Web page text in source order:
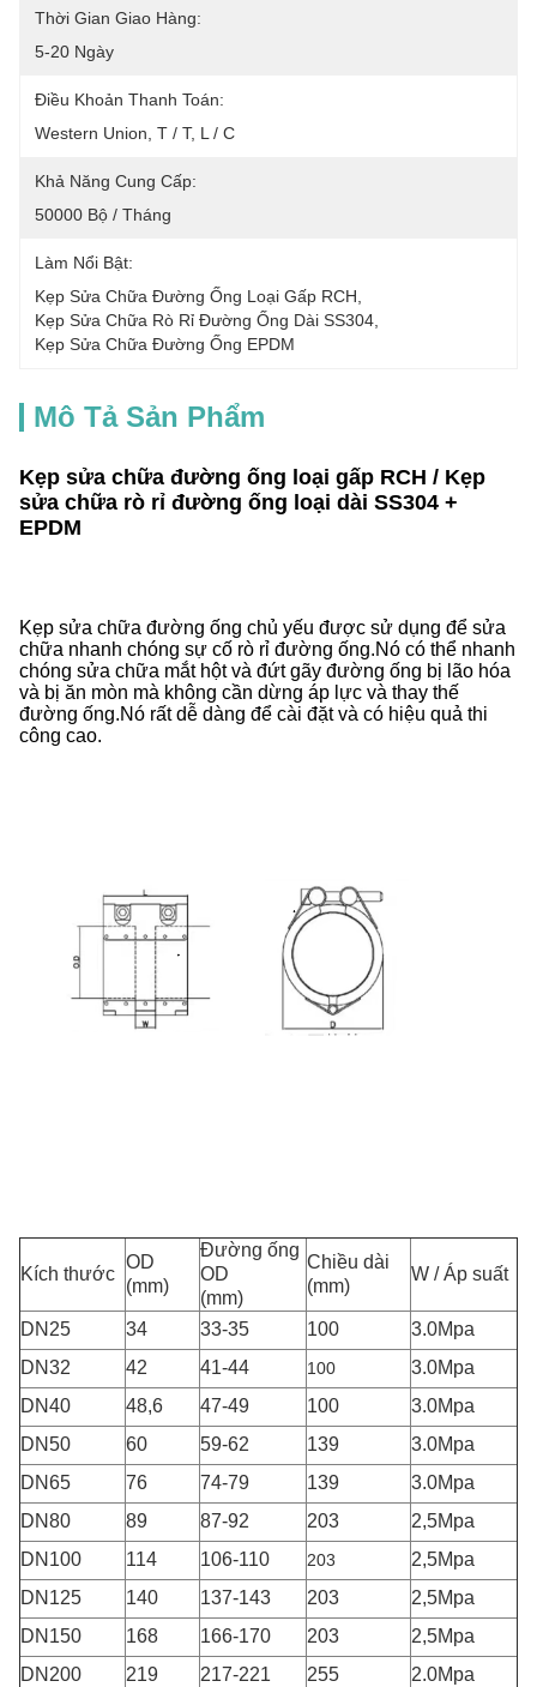
Thời Gian Giao Hàng:
5-20 Ngày
Điều Khoản Thanh Toán:
Western Union, T / T, L / C
Khả Năng Cung Cấp:
50000 Bộ / Tháng
Làm Nổi Bật:
Kẹp Sửa Chữa Đường Ống Loại Gấp RCH
Kẹp Sửa Chữa Rò Rỉ Đường Ống Dài SS304
Kẹp Sửa Chữa Đường Ống EPDM
Mô Tả Sản Phẩm
Kẹp sửa chữa đường ống loại gấp RCH / Kẹp
sửa chữa rò rỉ đường ống loại dài SS304 +
EPDM
Kẹp sửa chữa đường ống chủ yếu được sử dụng để sửa
chữa nhanh chóng sự cố rò rỉ đường ống.Nó có thể nhanh
chóng sửa chữa mắt hột và đứt gãy đường ống bị lão hóa
và bị ăn mòn mà không cần dừng áp lực và thay thế
đường ống.Nó rất dễ dàng để cài đặt và có hiệu quả thi
công cao.
Kích thước
OD
(mm)
Đường ống
OD
(mm)
Chiều dài
(mm)
W / Áp suất
DN25 34 33-35 100
3.0Mpa
DN32
42 41-44 100
3.0Mpa
DN40
48,6 47-49 100
3.0Mpa
DN50
60 59-62 139
3.0Mpa
DN65
76 74-79 139
3.0Mpa
DN80
89 87-92 203
2,5Mpa
DN100
114 106-110 203
2,5Mpa
DN125
140 137-143 203
2,5Mpa
DN150
168 166-170 203
2,5Mpa
DN200
219 217-221 255
2.0Mpa